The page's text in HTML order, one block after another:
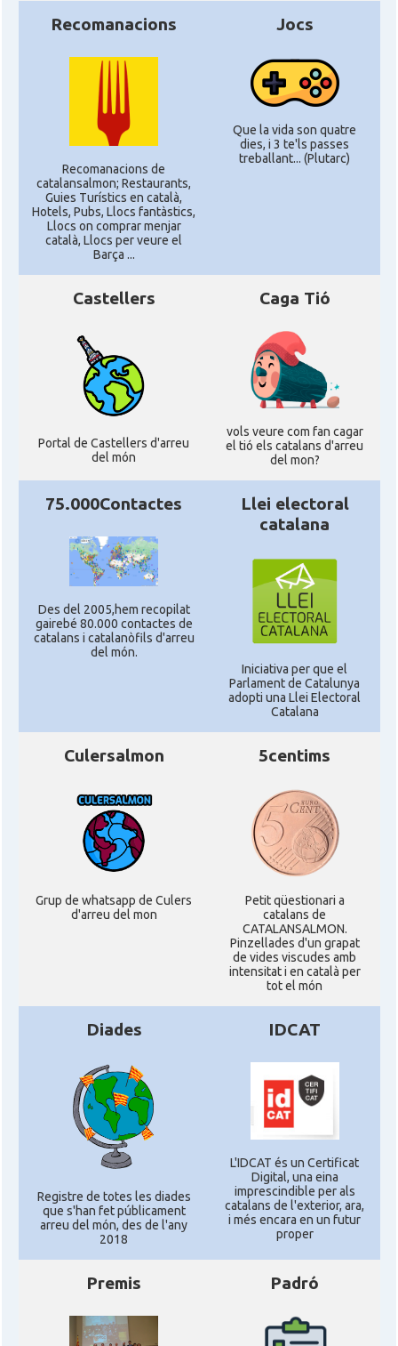
Recomanacions
Recomanacions de
catalansalmon; Restaurants,
Guies Turístics en català,
Hotels, Pubs, Llocs fantàstics,
Llocs on comprar menjar
català, Llocs per veure el
Barça ...
Jocs
Que la vida son quatre
dies, i 3 te'ls passes
treballant... (Plutarc)
Castellers
Portal de Castellers d'arreu
del món
Caga Tió
vols veure com fan cagar
el tió els catalans d'arreu
del mon?
75.000Contactes
Des del 2005,hem recopilat
gairebé 80.000 contactes de
catalans i catalanòfils d'arreu
del món.
Llei electoral
catalana
Iniciativa per que el
Parlament de Catalunya
adopti una Llei Electoral
Catalana
Culersalmon
Grup de whatsapp de Culers
d'arreu del mon
5centims
Petit qüestionari a
catalans de
CATALANSALMON.
Pinzellades d'un grapat
de vides viscudes amb
intensitat i en català per
tot el món
Diades
Registre de totes les diades
que s'han fet públicament
arreu del món, des de l'any
2018
IDCAT
L'IDCAT és un Certificat
Digital, una eina
imprescindible per als
catalans de l'exterior, ara,
i més encara en un futur
proper
Premis Padró